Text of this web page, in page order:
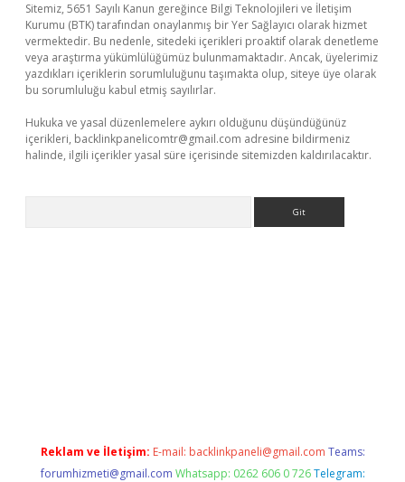
Sitemiz, 5651 Sayılı Kanun gereğince Bilgi Teknolojileri ve İletişim
Kurumu (BTK) tarafından onaylanmış bir Yer Sağlayıcı olarak hizmet
vermektedir. Bu nedenle, sitedeki içerikleri proaktif olarak denetleme
veya araştırma yükümlülüğümüz bulunmamaktadır. Ancak, üyelerimiz
yazdıkları içeriklerin sorumluluğunu taşımakta olup, siteye üye olarak
bu sorumluluğu kabul etmiş sayılırlar.
Hukuka ve yasal düzenlemelere aykırı olduğunu düşündüğünüz
içerikleri, backlinkpanelicomtr@gmail.com adresine bildirmeniz
halinde, ilgili içerikler yasal süre içerisinde sitemizden kaldırılacaktır.
Reklam ve İletişim: E-mail: backlinkpaneli@gmail.com Teams:
forumhizmeti@gmail.com Whatsapp: 0262 606 0 726 Telegram: